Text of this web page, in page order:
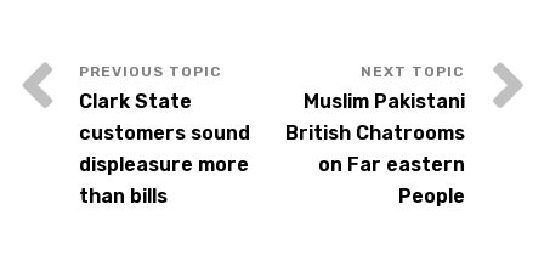
Clark State
customers sound
displeasure more
than bills
Muslim Pakistani
British Chatrooms
on Far eastern
People